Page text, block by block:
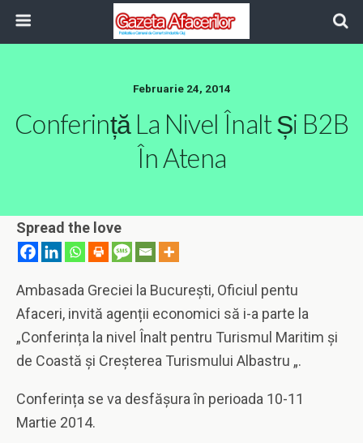
Februarie 24, 2014
Conferință La Nivel Înalt Și B2B
În Atena
Spread the love
Ambasada Greciei la București, Oficiul pentu
Afaceri, invită agenții economici să i-a parte la
„Conferința la nivel Înalt pentru Turismul Maritim și
de Coastă și Creșterea Turismului Albastru „.
Conferința se va desfășura în perioada 10-11
Martie 2014.